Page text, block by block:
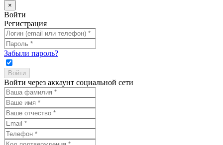
×
Войти
Регистрация
Забыли пароль?
Войти через аккаунт социальной сети